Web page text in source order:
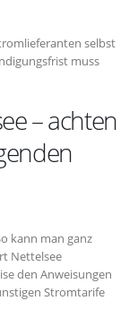
selbst
muss
– achten
kann man ganz
Nettelsee
den Anweisungen
Stromtarife